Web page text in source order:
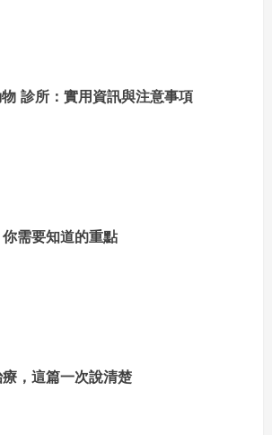
診所：實用資訊與注意事項
需要知道的重點
，這篇一次說清楚